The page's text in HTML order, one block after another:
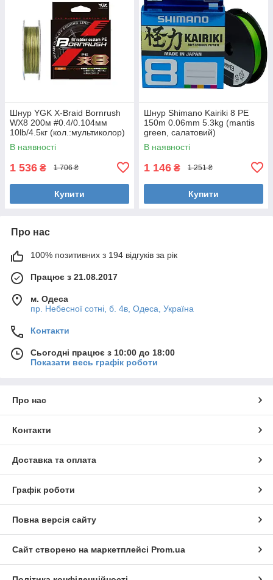
Шнур YGK X-Braid Bornrush
WX8 200м #0.4/0.104мм
10lb/4.5кг (кол.:мультиколор)
В наявності
1 536 ₴ 1 706 ₴
Купити
Шнур Shimano Kairiki 8 PE
150m 0.06mm 5.3kg (mantis
green, салатовий)
В наявності
1 146 ₴ 1 251 ₴
Купити
Про нас
100% позитивних з 194 відгуків за рік
Працює з 21.08.2017
м. Одеса
пр. Небесної сотні, б. 4в, Одеса, Україна
Контакти
Сьогодні працює з 10:00 до 18:00
Показати весь графік роботи
Про нас
Контакти
Доставка та оплата
Графік роботи
Повна версія сайту
Сайт створено на маркетплейсі Prom.ua